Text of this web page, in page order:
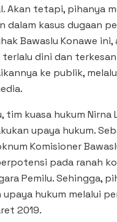
Akan tetapi, pihanya
dalam kasus dugaan
Bawaslu Konawe ini,
terlalu dini dan
ke publik,
tim kuasa hukum Nirna
upaya hukum.
Komisioner
pada ranah
Pemilu. Sehingga,
hukum melalui
2019.